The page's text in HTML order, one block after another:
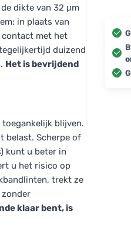
dikte van 32 μm
in plaats van
contact met het
duizend
Het is bevrijdend
blijven.
belast. Scherpe of
kunt u beter in
u het risico op
trekt ze
zonder
klaar bent, is